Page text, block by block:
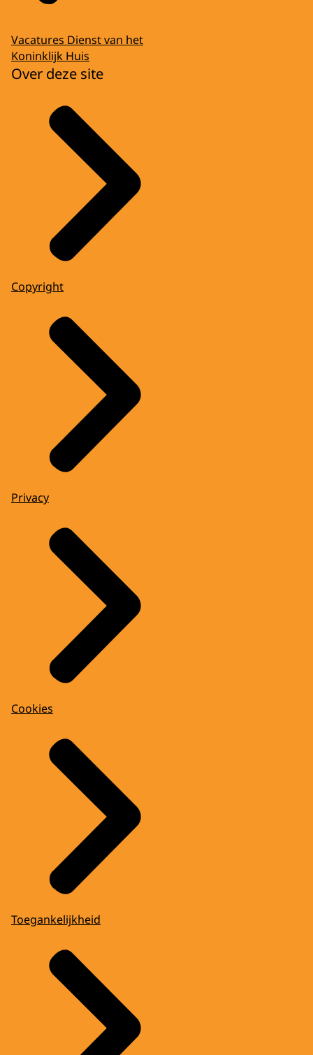
Vacatures Dienst van het
Koninklijk Huis
Over deze site
Copyright
Privacy
Cookies
Toegankelijkheid